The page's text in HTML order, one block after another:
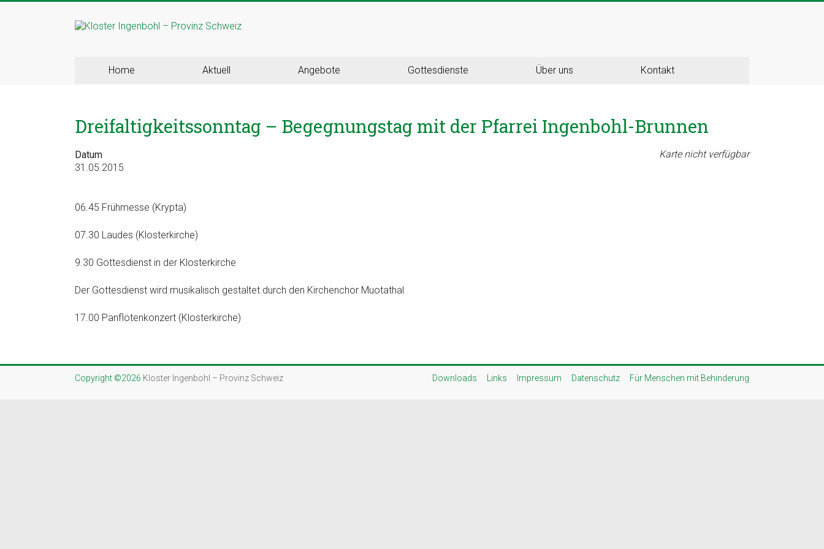
Kloster
Ingenbohl
Schweiz
Herzlich
Willkommen
Ingenbohler
Schwestern
Home Aktuell Angebote Gottesdienste Über uns Kontakt
Dreifaltigkeitssonntag – Begegnungstag mit der Pfarrei Ingenbohl-Brunnen
Karte nicht verfügbar
Datum
31.05.2015
06.45 Frühmesse (Krypta)
07.30 Laudes (Klosterkirche)
9.30 Gottesdienst in der Klosterkirche
Der Gottesdienst wird musikalisch gestaltet durch den Kirchenchor Muotathal
17.00 Panflötenkonzert (Klosterkirche)
Copyright ©2026 Kloster Ingenbohl – Provinz Schweiz Downloads Links Impressum Datenschutz Für Menschen mit Behinderung